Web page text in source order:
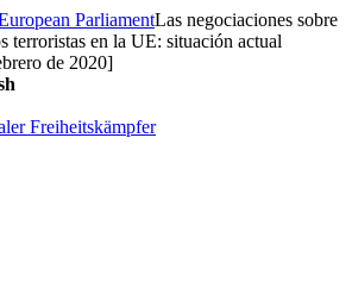
ParliamentLas negociaciones sobre
terroristas en la UE: situación actual
de 2020]